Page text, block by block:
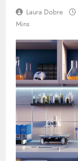
Laura Dobre
Mins